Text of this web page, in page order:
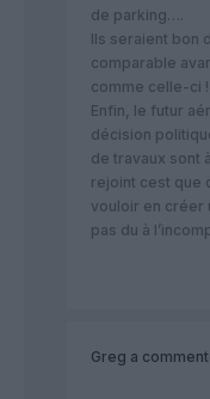
de parking….
Ils seraient bon
comparable
comme celle-ci !
Enfin, le futur
décision
de travaux sont
rejoint cest que
vouloir en créer
pas du à
Greg a